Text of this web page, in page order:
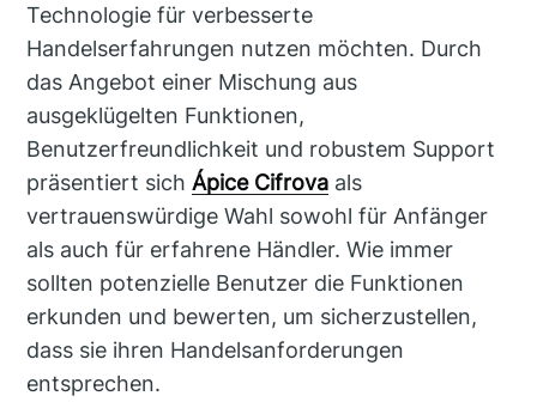
Technologie für verbesserte
Handelserfahrungen nutzen möchten. Durch
das Angebot einer Mischung aus
ausgeklügelten Funktionen,
Benutzerfreundlichkeit und robustem Support
präsentiert sichÁpice Cifrova als
vertrauenswürdige Wahl sowohl für Anfänger
als auch für erfahrene Händler. Wie immer
sollten potenzielle Benutzer die Funktionen
erkunden und bewerten, um sicherzustellen,
dass sie ihren Handelsanforderungen
entsprechen.